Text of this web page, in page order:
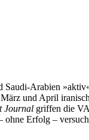
Arabien
und April
Journal griffen die
Erfolg –